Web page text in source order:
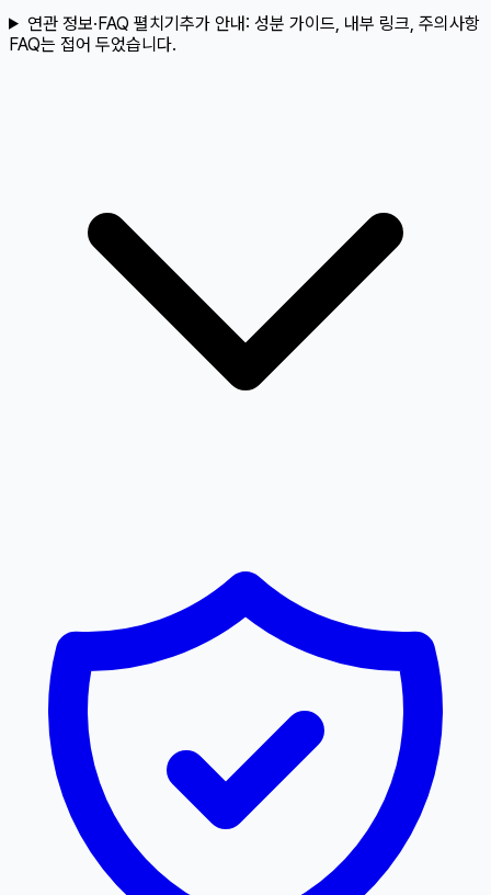
연관 정보·FAQ 펼치기추가 안내: 성분 가이드, 내부 링크, 주의사항
FAQ는 접어 두었습니다.